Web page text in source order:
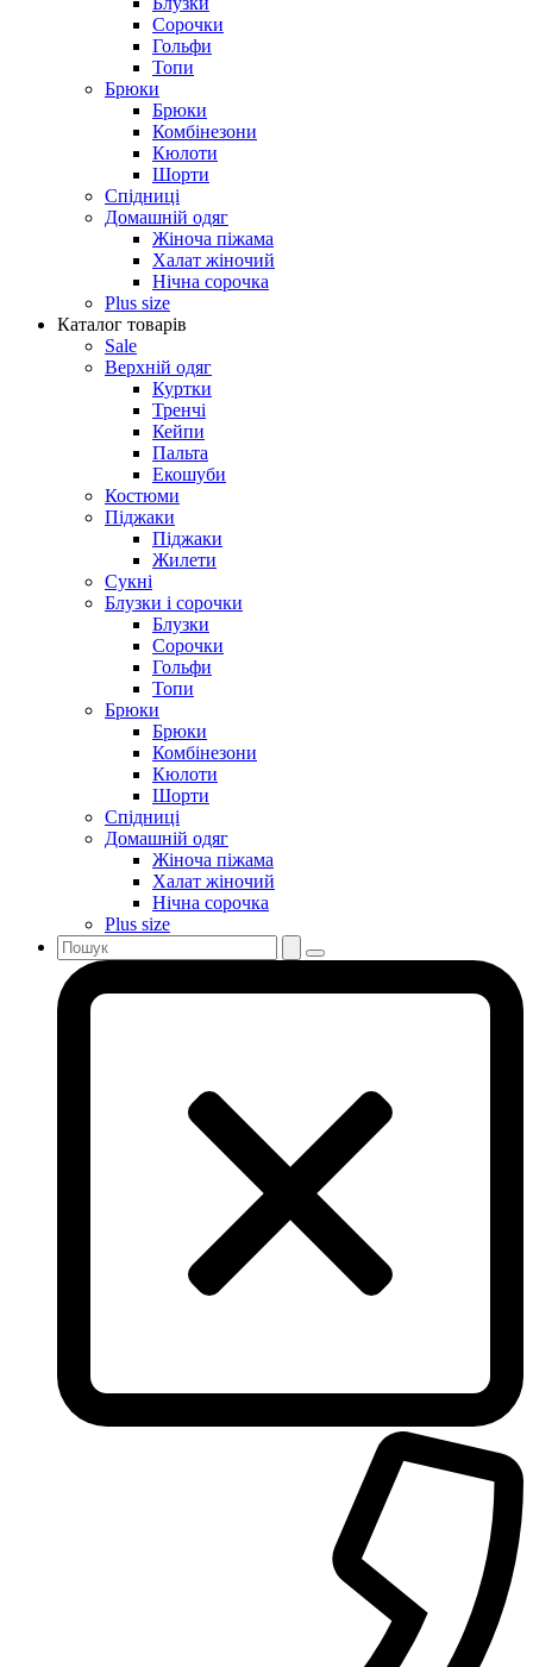
Сорочки
Гольфи
Топи
Брюки
Брюки
Комбінезони
Кюлоти
Шорти
Спідниці
Домашній одяг
Жіноча піжама
Халат жіночий
Нічна сорочка
Plus size
Каталог товарів
Sale
Верхній одяг
Куртки
Тренчі
Кейпи
Пальта
Екошуби
Костюми
Піджаки
Піджаки
Жилети
Сукні
Блузки і сорочки
Блузки
Сорочки
Гольфи
Топи
Брюки
Брюки
Комбінезони
Кюлоти
Шорти
Спідниці
Домашній одяг
Жіноча піжама
Халат жіночий
Нічна сорочка
Plus size